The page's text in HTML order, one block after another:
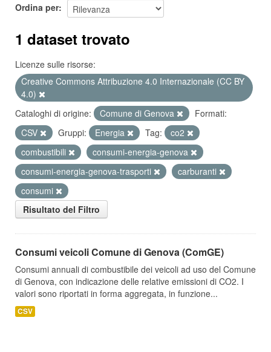
Ordina per
1 dataset trovato
Licenze sulle risorse:
Creative Commons Attribuzione 4.0 Internazionale (CC BY
4.0)
Cataloghi di origine:
Comune di Genova
Formati:
CSV
Gruppi: Energia Tag:
co2
combustibili
consumi-energia-genova
consumi-energia-genova-trasporti
carburanti
consumi
Risultato del Filtro
Consumi veicoli Comune di Genova (ComGE)
Consumi annuali di combustibile dei veicoli ad uso del Comune
di Genova, con indicazione delle relative emissioni di CO2. I
valori sono riportati in forma aggregata, in funzione...
CSV